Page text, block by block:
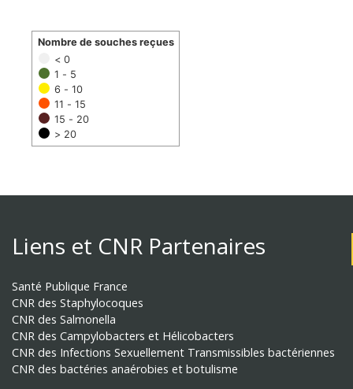
< 0
1 - 5
6 - 10
11 - 15
15 - 20
> 20
Nombre de souches reçues
Liens et CNR Partenaires
Santé Publique France
CNR des Staphylocoques
CNR des Salmonella
CNR des Campylobacters et Hélicobacters
CNR des Infections Sexuellement Transmissibles bactériennes
CNR des bactéries anaérobies et botulisme